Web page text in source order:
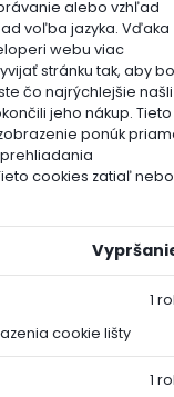
alebo vzhľad
voľba jazyka. Vďaka
webu viac
stránku tak, aby
čo najrýchlejšie našli
jeho nákup. Tieto
ponúk
cookies zatiaľ
cookie lišty
1
1